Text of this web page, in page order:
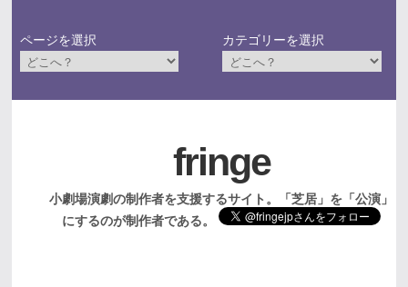
ページを選択 カテゴリーを選択
fringe
小劇場演劇の制作者を支援するサイト。「芝居」を「公演」
にするのが制作者である。